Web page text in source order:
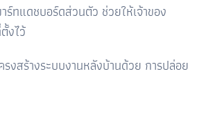
ทแดชบอร์ดส่วนตัว ช่วยให้เจ้าของ
งไว้
งสร้างระบบงานหลังบ้านด้วย การปล่อย